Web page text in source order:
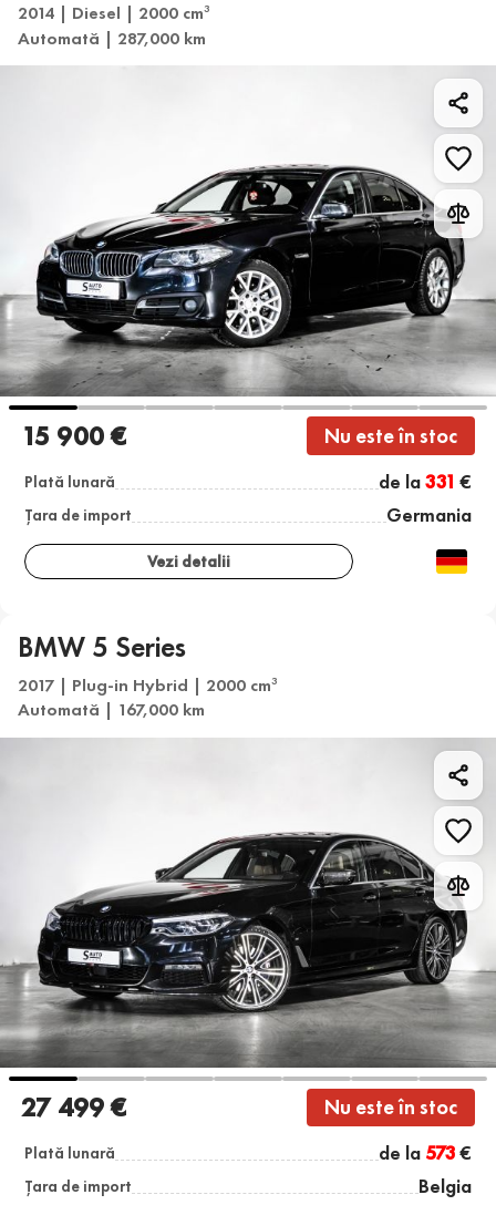
2014 | Diesel | 2000 cm3
Automată | 287,000 km
15 900 € Nu este în stoc
Plată lunară de la331 €
Țara de import Germania
Vezi detalii
BMW 5 Series
2017 | Plug-in Hybrid | 2000 cm3
Automată | 167,000 km
27 499 € Nu este în stoc
Plată lunară de la 573€
Țara de import Belgia